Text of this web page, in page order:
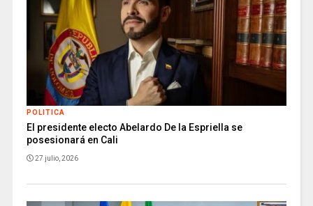
POLITICA
El presidente electo Abelardo De la Espriella se
posesionará en Cali
27 julio, 2026